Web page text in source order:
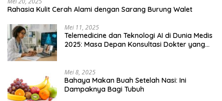
Rahasia Kulit Cerah Alami dengan Sarang Burung Walet
Mei 11, 2025
Telemedicine dan Teknologi AI di Dunia Medis
2025: Masa Depan Konsultasi Dokter yang
Mei 8, 2025
Bahaya Makan Buah Setelah Nasi: Ini
Dampaknya Bagi Tubuh